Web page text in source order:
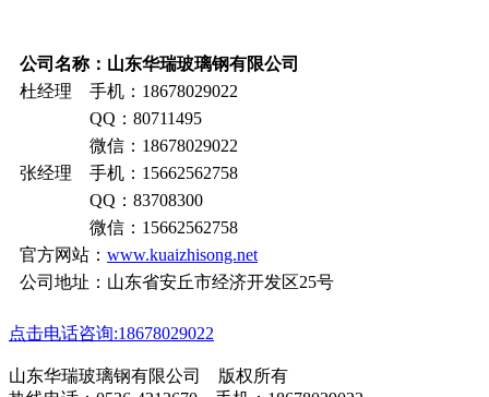
公司名称：山东华瑞玻璃钢有限公司
杜经理 手机：18678029022
QQ：80711495
微信：18678029022
张经理 手机：15662562758
QQ：83708300
微信：15662562758
官方网站： www.kuaizhisong.net
公司地址：山东省安丘市经济开发区25号
点击电话咨询:18678029022
山东华瑞玻璃钢有限公司 版权所有